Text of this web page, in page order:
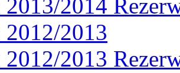
2013/2014
2012/2013
2012/2013